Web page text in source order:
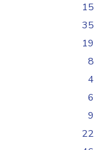
15
35
19
8
4
6
9
22